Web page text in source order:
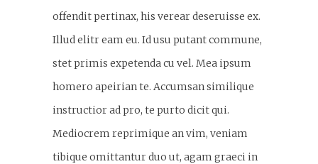
offendit pertinax, his verear deseruisse ex.
Illud elitr eam eu. Id usu putant commune,
stet primis expetenda cu vel. Mea ipsum
homero apeirian te. Accumsan similique
instructior ad pro, te purto dicit qui.
Mediocrem reprimique an vim, veniam
tibique omittantur duo ut, agam graeci in